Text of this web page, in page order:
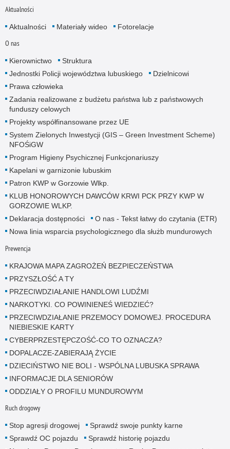
Aktualności
Aktualności Materiały wideo Fotorelacje
O nas
Kierownictwo
Struktura
Jednostki Policji województwa lubuskiego
Dzielnicowi
Prawa człowieka
Zadania realizowane z budżetu państwa lub z państwowych
funduszy celowych
Projekty współfinansowane przez UE
System Zielonych Inwestycji (GIS – Green Investment Scheme)
NFOŚiGW
Program Higieny Psychicznej Funkcjonariuszy
Kapelani w garnizonie lubuskim
Patron KWP w Gorzowie Wlkp.
KLUB HONOROWYCH DAWCÓW KRWI PCK PRZY KWP W
GORZOWIE WLKP.
Deklaracja dostępności
O nas - Tekst łatwy do czytania (ETR)
Nowa linia wsparcia psychologicznego dla służb mundurowych
Prewencja
KRAJOWA MAPA ZAGROŻEŃ BEZPIECZEŃSTWA
PRZYSZŁOŚĆ A TY
PRZECIWDZIAŁANIE HANDLOWI LUDŹMI
NARKOTYKI. CO POWINIENEŚ WIEDZIEĆ?
PRZECIWDZIAŁANIE PRZEMOCY DOMOWEJ. PROCEDURA
NIEBIESKIE KARTY
CYBERPRZESTĘPCZOŚĆ-CO TO OZNACZA?
DOPALACZE-ZABIERAJĄ ŻYCIE
DZIECIŃSTWO NIE BOLI - WSPÓLNA LUBUSKA SPRAWA
INFORMACJE DLA SENIORÓW
ODDZIAŁY O PROFILU MUNDUROWYM
Ruch drogowy
Stop agresji drogowej
Sprawdź swoje punkty karne
Sprawdź OC pojazdu
Sprawdź historię pojazdu